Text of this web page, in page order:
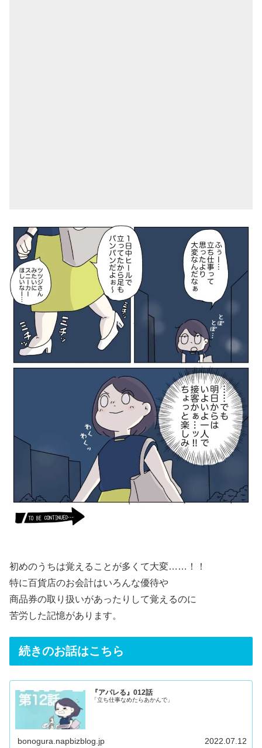
初めのうちは覚えることが多くて大変……！！
特に百貨店のお会計はいろんな優待や
商品券の取り扱いがあったりして覚えるのに
苦労した記憶があります。
続きのお話はこちら
『アパレる』012話
「立ち仕事なめたらあかんで」
bonogura.napbizblog.jp 2022.07.12